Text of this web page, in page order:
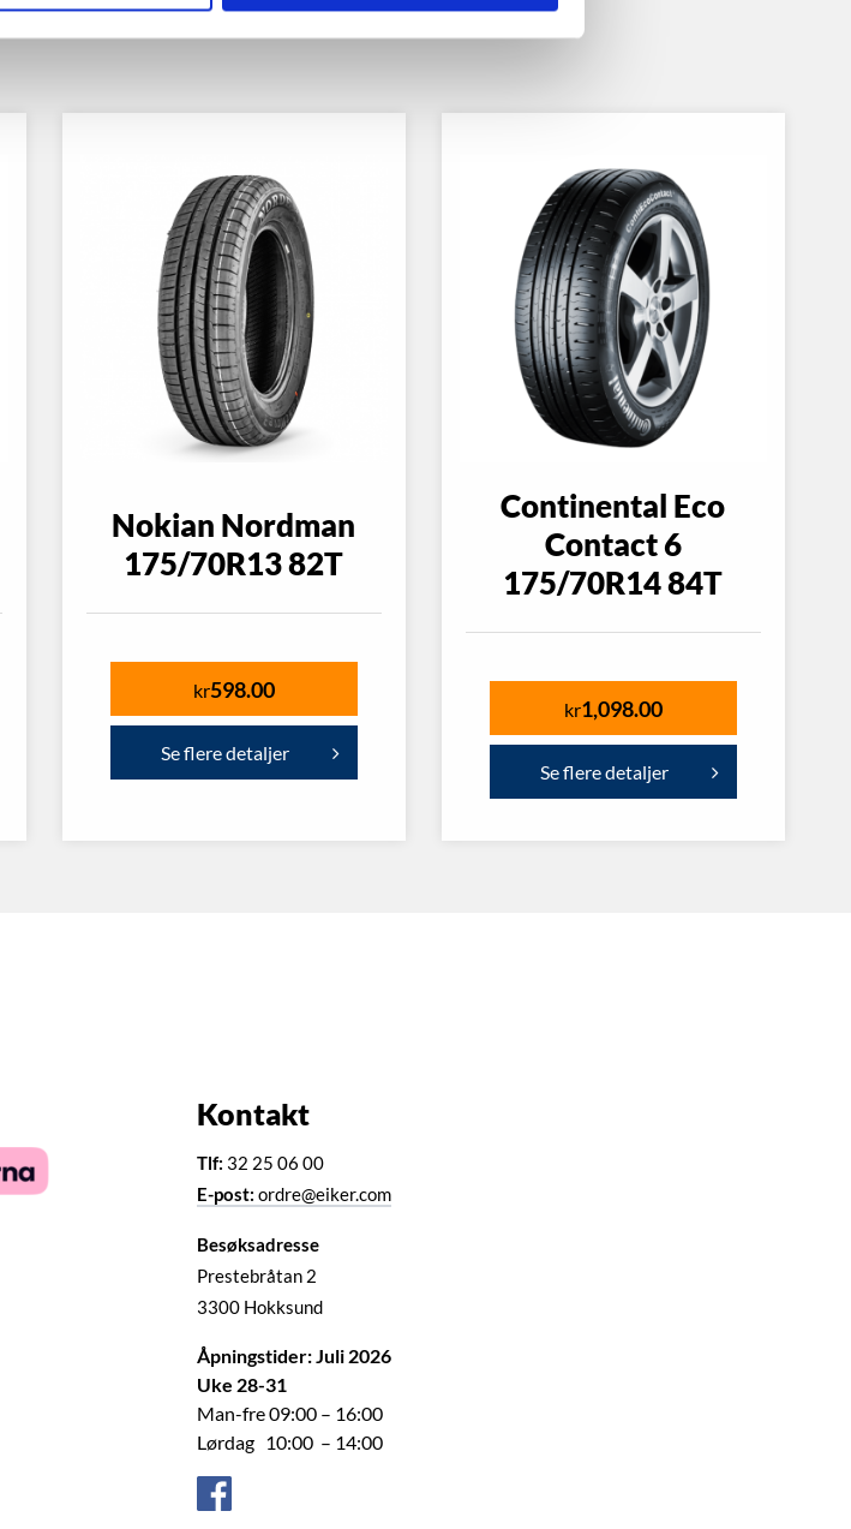
Nokian Nordman
175/70R13 82T
kr598.00
Se flere detaljer
Continental Eco
Contact 6
175/70R14 84T
kr1,098.00
Se flere detaljer
Kontakt
Tlf: 32 25 06 00
E-post: ordre@eiker.com
Besøksadresse
Prestebråtan 2
3300 Hokksund
Åpningstider: Juli 2026
Uke 28-31
Man-fre 09:00 – 16:00
Lørdag 10:00 – 14:00